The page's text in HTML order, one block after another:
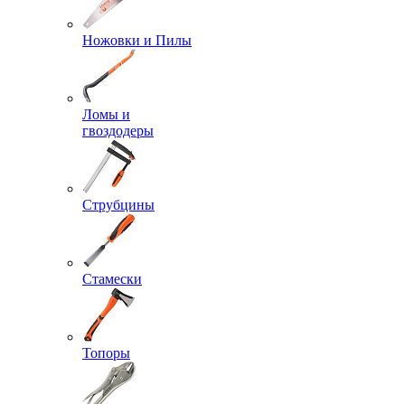
Ножовки и Пилы
Ломы и
гвоздодеры
Струбцины
Стамески
Топоры